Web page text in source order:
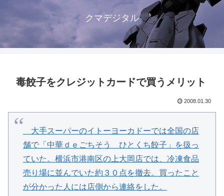
クマデジタル
毒餃子をクレジットカードで買うメリット
2008.01.30
大手スーパーのイトーヨーカドーでは全国の店
舗で「中華ｄｅごちそう ひとくち餃子」を扱っ
ていた。横浜市港南区の上大岡店では、冷凍食品
売り場に並んでいた約３０点を撤去。買ったこと
が分かった人には店側から連絡をした。